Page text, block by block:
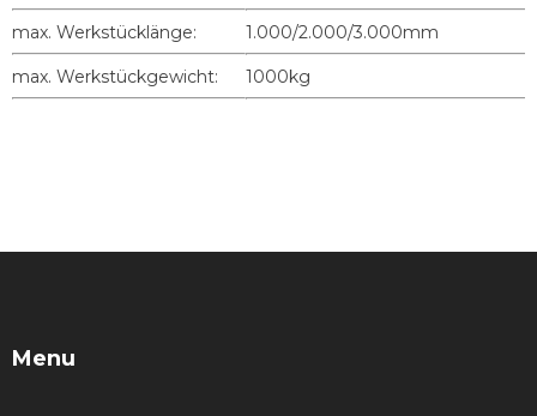
max. Werkstücklänge: 1.000/2.000/3.000mm
max. Werkstückgewicht: 1000kg
Menu